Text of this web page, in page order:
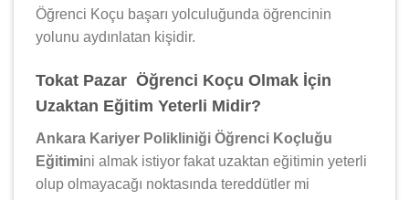
Öğrenci Koçu başarı yolculuğunda öğrencinin
yolunu aydınlatan kişidir.
Tokat Pazar Öğrenci Koçu Olmak İçin
Uzaktan Eğitim Yeterli Midir?
Ankara Kariyer Polikliniği Öğrenci Koçluğu
Eğitimini almak istiyor fakat uzaktan eğitimin yeterli
olup olmayacağı noktasında tereddütler mi